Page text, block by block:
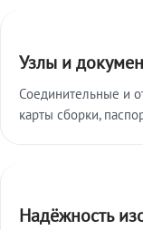
Узлы и
Соединительные и
карты сборки,
Надёжность